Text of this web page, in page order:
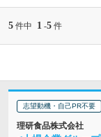
5 件中 1 -5 件
志望動機・自己PR不要
理研食品株式会社